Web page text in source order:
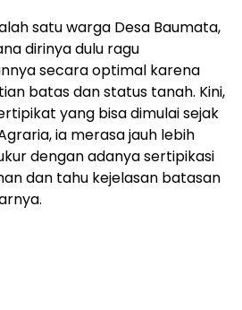
satu warga Desa Baumata,
dirinya dulu ragu
secara optimal karena
batas dan status tanah. Kini,
yang bisa dimulai sejak
ia merasa jauh lebih
dengan adanya sertipikasi
dan tahu kejelasan batasan